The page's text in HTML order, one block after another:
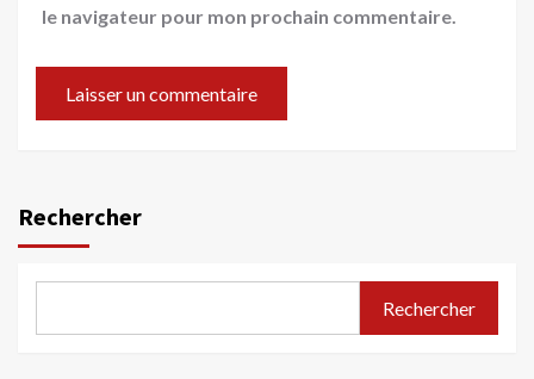
le navigateur pour mon prochain commentaire.
Rechercher
Rechercher